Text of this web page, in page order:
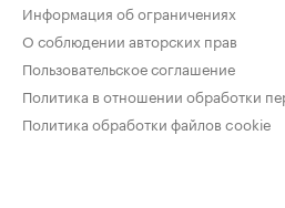
Информация об ограничениях
О соблюдении авторских прав
Пользовательское соглашение
Политика в отношении обработки
Политика обработки файлов cookie